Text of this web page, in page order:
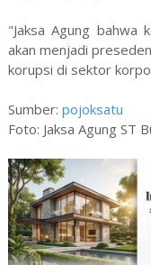
"Jaksa Agung bahwa
akan menjadi
korupsi di sektor
Sumber: pojoksatu
Foto: Jaksa Agung ST